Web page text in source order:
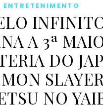
ENTRETENIMENTO
A 3ª
DO
SLAYER
NO